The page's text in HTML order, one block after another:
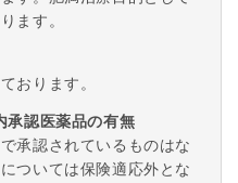
ます。
おります。
認医薬品の有無
承認されているものはな
ついては保険適応外とな